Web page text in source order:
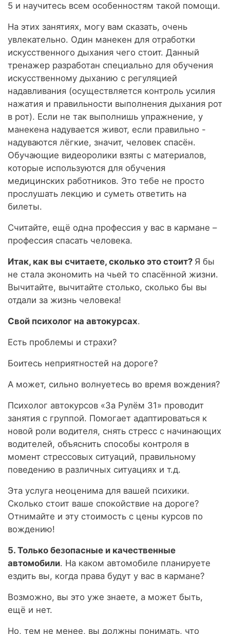
5 и научитесь всем особенностям такой помощи.
На этих занятиях, могу вам сказать, очень
увлекательно. Один манекен для отработки
искусственного дыхания чего стоит. Данный
тренажер разработан специально для обучения
искусственному дыханию с регуляцией
надавливания (осуществляется контроль усилия
нажатия и правильности выполнения дыхания рот
в рот). Если не так выполнишь упражнение, у
манекена надувается живот, если правильно -
надуваются лёгкие, значит, человек спасён.
Обучающие видеоролики взяты с материалов,
которые используются для обучения
медицинских работников. Это тебе не просто
прослушать лекцию и суметь ответить на
билеты.
Считайте, ещё одна профессия у вас в кармане –
профессия спасать человека.
Итак, как вы считаете, сколько это стоит? Я бы
не стала экономить на чьей то спасённой жизни.
Вычитайте, вычитайте столько, сколько бы вы
отдали за жизнь человека!
Свой психолог на автокурсах.
Есть проблемы и страхи?
Боитесь неприятностей на дороге?
А может, сильно волнуетесь во время вождения?
Психолог автокурсов «За Рулём 31» проводит
занятия с группой. Помогает адаптироваться к
новой роли водителя, снять стресс с начинающих
водителей, объяснить способы контроля в
момент стрессовых ситуаций, правильному
поведению в различных ситуациях и т.д.
Эта услуга неоценима для вашей психики.
Сколько стоит ваше спокойствие на дороге?
Отнимайте и эту стоимость с цены курсов по
вождению!
5. Только безопасные и качественные
автомобили. На каком автомобиле планируете
ездить вы, когда права будут у вас в кармане?
Возможно, вы это уже знаете, а может быть,
ещё и нет.
Но, тем не менее, вы должны понимать, что